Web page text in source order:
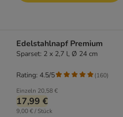
Edelstahlnapf Premium
Sparset: 2 x 2,7 l, Ø 24 cm
Einzeln 20,58 €
17,99 €
9,00 € / Stück
Rating: 4.5/5 (160)